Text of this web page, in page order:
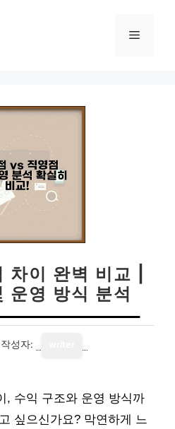
메
차이 완벽 비교 |
운영 방식 분석
작성자:
, 수익 구조와 운영 방식까
싶으신가요? 막연하게 느